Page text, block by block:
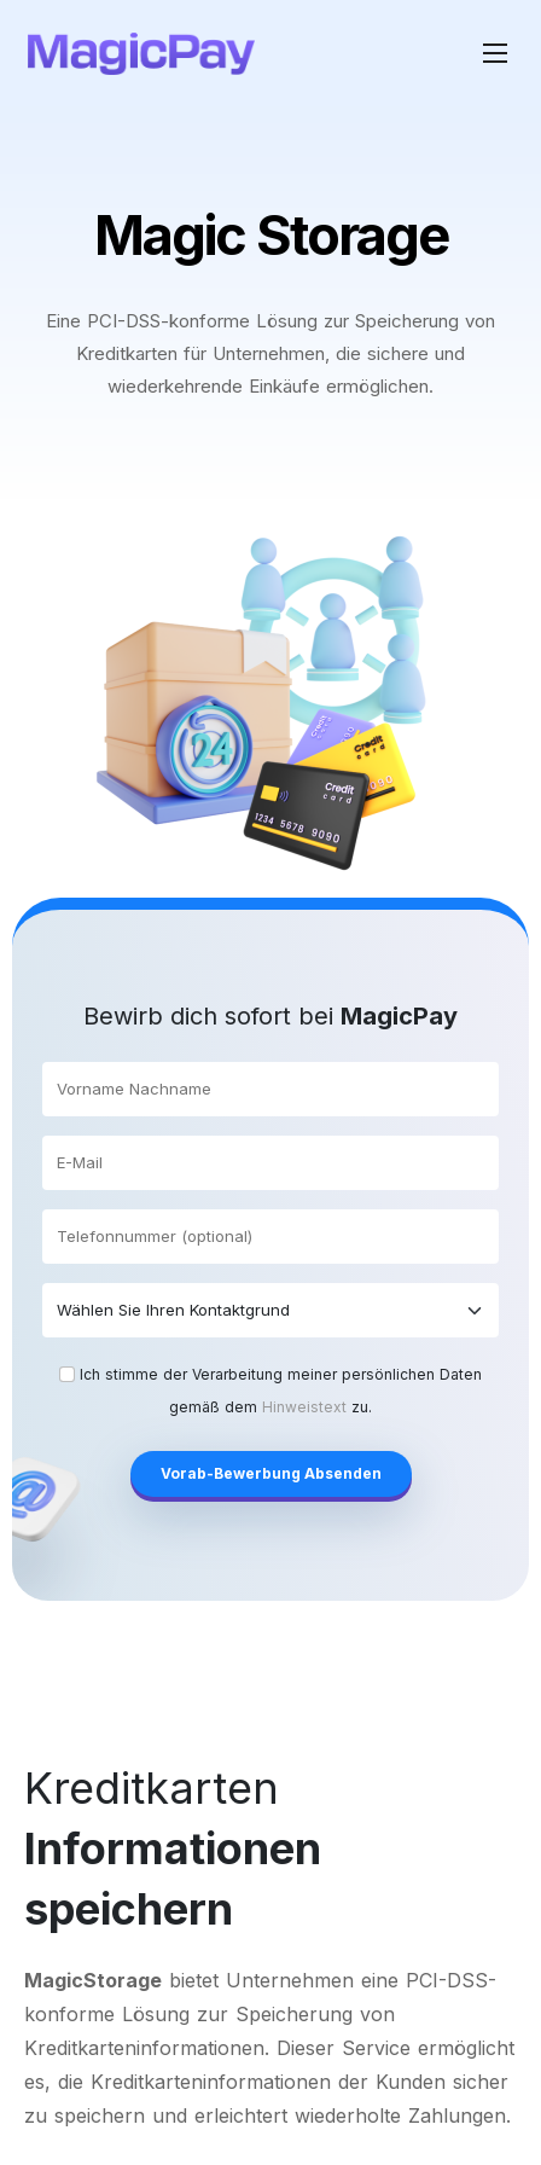
Magic Storage
Eine PCI-DSS-konforme Lösung zur Speicherung von
Kreditkarten für Unternehmen, die sichere und
wiederkehrende Einkäufe ermöglichen.
Bewirb dich sofort bei MagicPay
Ich stimme der Verarbeitung meiner persönlichen Daten
gemäß dem Hinweistext zu.
Kreditkarten
Informationen
speichern
MagicStorage bietet Unternehmen eine PCI-DSS-
konforme Lösung zur Speicherung von
Kreditkarteninformationen. Dieser Service ermöglicht
es, die Kreditkarteninformationen der Kunden sicher
zu speichern und erleichtert wiederholte Zahlungen.